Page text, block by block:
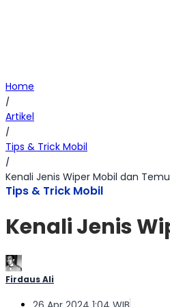
Home
/
Artikel
/
Tips & Trick Mobil
/
Kenali Jenis Wiper Mobil dan
Tips & Trick Mobil
Kenali Jenis
Firdaus Ali